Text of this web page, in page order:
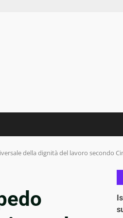
della dignità del lavoro secondo